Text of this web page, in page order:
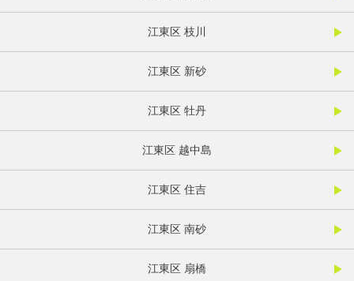
江東区 枝川
江東区 新砂
江東区 牡丹
江東区 越中島
江東区 住吉
江東区 南砂
江東区 扇橋